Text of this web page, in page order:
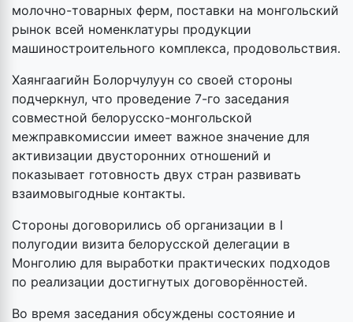
молочно-товарных ферм, поставки на монгольский
рынок всей номенклатуры продукции
машиностроительного комплекса, продовольствия.
Хаянгаагийн Болорчулуун со своей стороны
подчеркнул, что проведение 7-го заседания
совместной белорусско-монгольской
межправкомиссии имеет важное значение для
активизации двусторонних отношений и
показывает готовность двух стран развивать
взаимовыгодные контакты.
Стороны договорились об организации в I
полугодии визита белорусской делегации в
Монголию для выработки практических подходов
по реализации достигнутых договорённостей.
Во время заседания обсуждены состояние и